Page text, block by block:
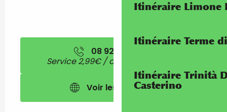
Itinéraire Limone
Itinéraire Terme
Itinéraire Trinità
Casterino
08 92 97 64
Service 2,99€ / appel+ prix appel
Voir les sites web